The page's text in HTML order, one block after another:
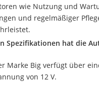
wie Nutzung und
und regelmäßiger
Spezifikationen hat die
Marke Big verfügt über
von 12 V.